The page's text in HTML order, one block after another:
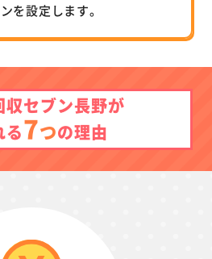
を設定します。
収セブン長野が
る7つの理由